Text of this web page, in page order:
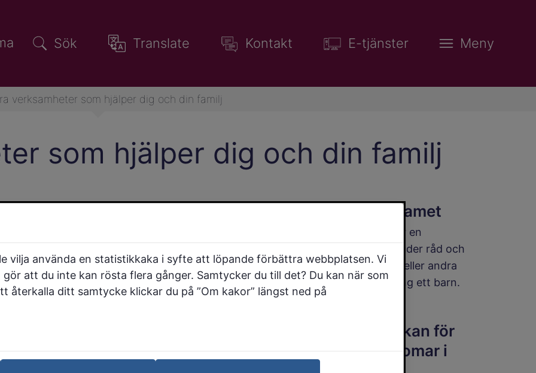
Sök Translate Kontakt E-tjänster Meny
verksamheter som hjälper dig och din familj
som hjälper dig och din familj
problem i sina relationer.
Familjestödsteamet
Familjestödsteamet är en
verksamhet som erbjuder råd och
stöd till föräldrar och/eller andra
närstående vuxna kring ett barn.
Vi hjälper ungdomar upp till 21 år som
SSPF – samverkan för
barn och ungdomar i
vilja använda en statistikkaka i syfte att löpande förbättra webbplatsen. Vi
att du inte kan rösta flera gånger. Samtycker du till det? Du kan när som
återkalla ditt samtycke klickar du på ”Om kakor” längst ned på